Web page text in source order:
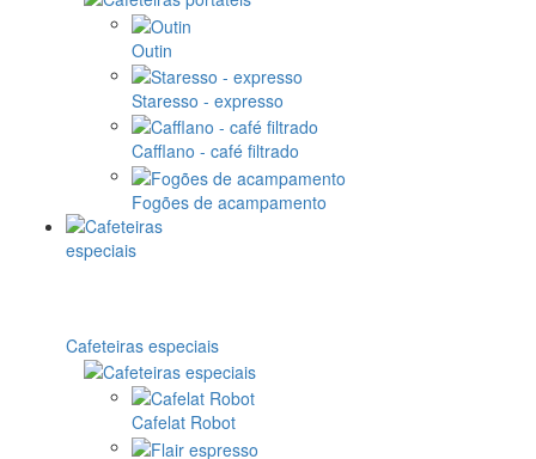
Outin
Staresso - expresso
Cafflano - café filtrado
Fogões de acampamento
Cafeteiras especiais
Cafelat Robot